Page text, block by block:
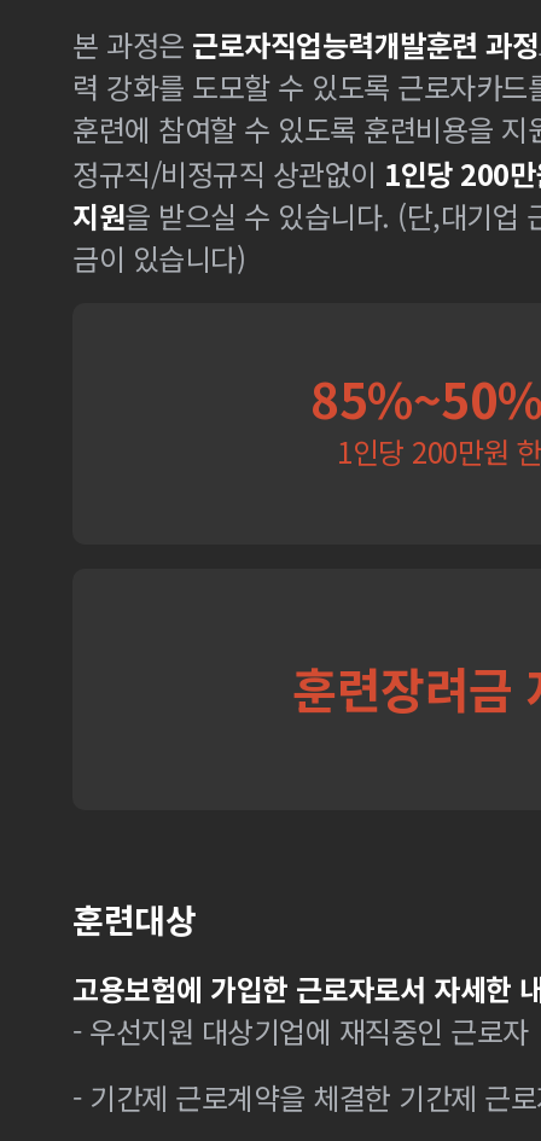
본 과정은 근로자직업능력개발훈련 과정
력 강화를 도모할 수 있도록 근로자카
훈련에 참여할 수 있도록 훈련비용을 지
정규직/비정규직 상관없이 1인당 200
지원을 받으실 수 있습니다. (단,대기업
금이 있습니다)
1인당 200만원
훈련장려금
훈련대상
고용보험에 가입한 근로자로서 자세한
- 우선지원 대상기업에 재직중인 근로자
- 기간제 근로계약을 체결한 기간제 근